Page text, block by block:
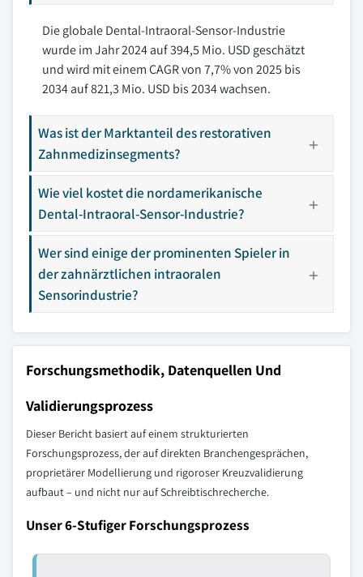
Die globale Dental-Intraoral-Sensor-Industrie
wurde im Jahr 2024 auf 394,5 Mio. USD geschätzt
und wird mit einem CAGR von 7,7% von 2025 bis
2034 auf 821,3 Mio. USD bis 2034 wachsen.
Was ist der Marktanteil des restorativen
Zahnmedizinsegments?
Wie viel kostet die nordamerikanische
Dental-Intraoral-Sensor-Industrie?
Wer sind einige der prominenten Spieler in
der zahnärztlichen intraoralen
Sensorindustrie?
Forschungsmethodik, Datenquellen Und
Validierungsprozess
Dieser Bericht basiert auf einem strukturierten
Forschungsprozess, der auf direkten Branchengesprächen,
proprietärer Modellierung und rigoroser Kreuzvalidierung
aufbaut – und nicht nur auf Schreibtischrecherche.
Unser 6-Stufiger Forschungsprozess